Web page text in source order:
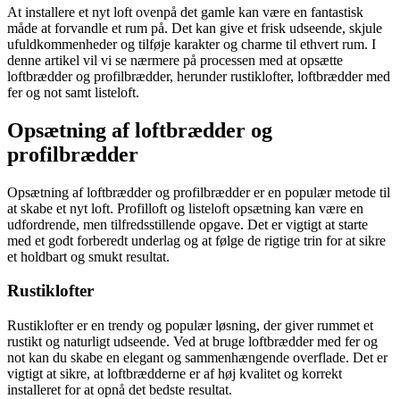
At installere et nyt loft ovenpå det gamle kan være en fantastisk
måde at forvandle et rum på. Det kan give et frisk udseende, skjule
ufuldkommenheder og tilføje karakter og charme til ethvert rum. I
denne artikel vil vi se nærmere på processen med at opsætte
loftbrædder og profilbrædder, herunder rustiklofter, loftbrædder med
fer og not samt listeloft.
Opsætning af loftbrædder og
profilbrædder
Opsætning af loftbrædder og profilbrædder er en populær metode til
at skabe et nyt loft. Profilloft og listeloft opsætning kan være en
udfordrende, men tilfredsstillende opgave. Det er vigtigt at starte
med et godt forberedt underlag og at følge de rigtige trin for at sikre
et holdbart og smukt resultat.
Rustiklofter
Rustiklofter er en trendy og populær løsning, der giver rummet et
rustikt og naturligt udseende. Ved at bruge loftbrædder med fer og
not kan du skabe en elegant og sammenhængende overflade. Det er
vigtigt at sikre, at loftbrædderne er af høj kvalitet og korrekt
installeret for at opnå det bedste resultat.